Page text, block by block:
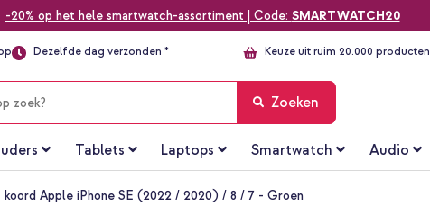
-20% op het hele smartwatch-assortiment | Code: SMARTWATCH20
Dezelfde dag verzonden * Keuze uit ruim 20.000 producten
Zoeken
Tablets Laptops Smartwatch Audio
koord Apple iPhone SE (2022 / 2020) / 8 / 7 - Groen